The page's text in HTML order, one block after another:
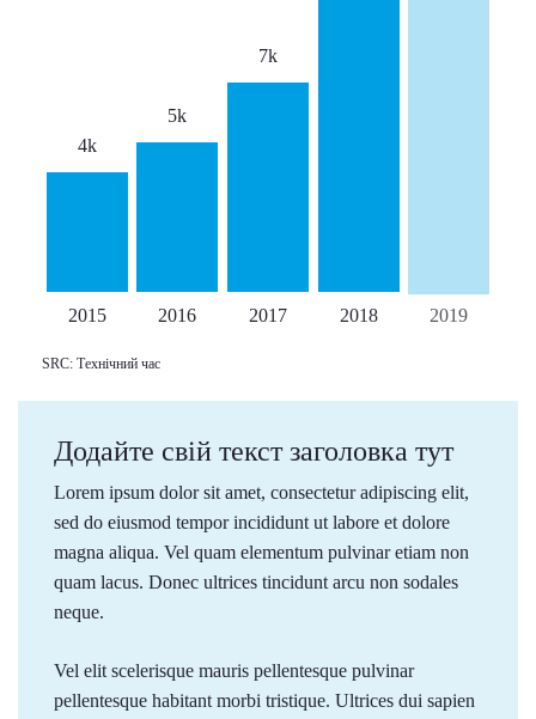
4k
5k
7k
2015 2016 2017 2018 2019
SRC: Технічний час
Додайте свій текст заголовка тут
Lorem ipsum dolor sit amet, consectetur adipiscing elit,
sed do eiusmod tempor incididunt ut labore et dolore
magna aliqua. Vel quam elementum pulvinar etiam non
quam lacus. Donec ultrices tincidunt arcu non sodales
neque.
Vel elit scelerisque mauris pellentesque pulvinar
pellentesque habitant morbi tristique. Ultrices dui sapien